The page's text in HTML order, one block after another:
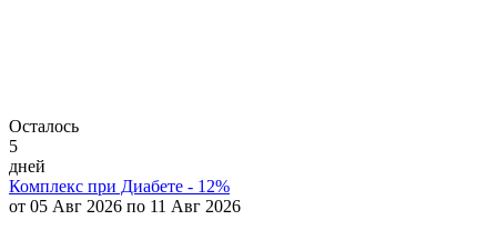
Осталось
5
дней
Комплекс при Диабете - 12%
от 05 Авг 2026 по 11 Авг 2026